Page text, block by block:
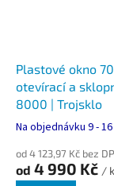
Plastové okno
otevírací a
8000 | Trojsklo
Na objednávku 9 -
od 4 123,97 Kč bez
od 4 990 Kč /